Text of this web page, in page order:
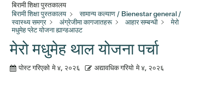
बिरामी शिक्षा पुस्तकालय
बिरामी शिक्षा पुस्तकालय
सामान्य कल्याण / Bienestar general /
स्वास्थ्य समग्र
अंग्रेजीमा कागजातहरू आहार सम्बन्धी
मेरो
मधुमेह प्लेट योजना ह्यान्डआउट
मेरो मधुमेह थाल योजना पर्चा
पोस्ट गरिएको मे ४, २०२६ अद्यावधिक गरियो मे ४, २०२६